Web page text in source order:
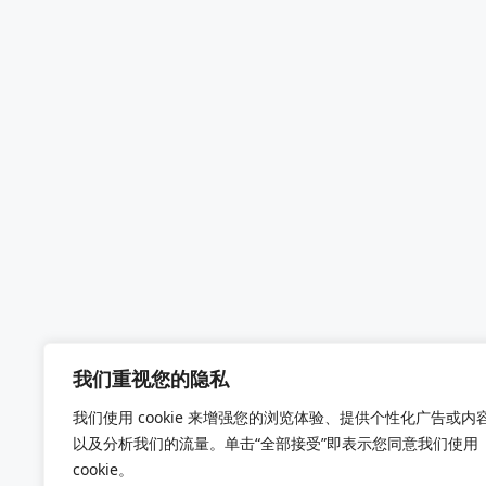
我们重视您的隐私
我们使用 cookie 来增强您的浏览体验、提供个性化广告或内
以及分析我们的流量。单击“全部接受”即表示您同意我们使用
cookie。